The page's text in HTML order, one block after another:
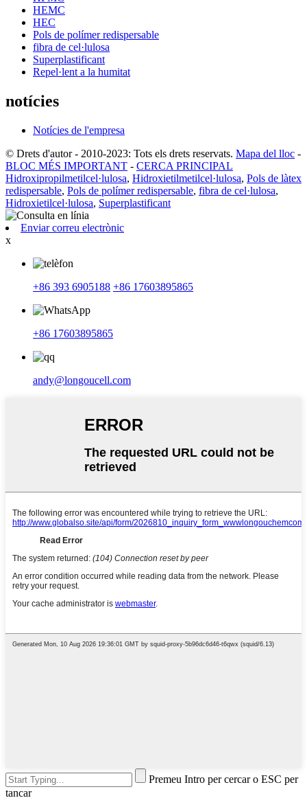
HEMC
HEC
Pols de polímer redispersable
fibra de cel·lulosa
Superplastificant
Repel·lent a la humitat
notícies
Notícies de l'empresa
© Drets d'autor - 2010-2023: Tots els drets reservats. Mapa del lloc -
BLOC MÉS IMPORTANT - CERCA PRINCIPAL
Hidroxipropilmetilcel·lulosa, Hidroxietilmetilcel·lulosa, Pols de làtex
redispersable, Pols de polímer redispersable, fibra de cel·lulosa,
Hidroxietilcel·lulosa, Superplastificant
Enviar correu electrònic
x
+86 393 6905188 +86 17603895865
+86 17603895865
andy@longoucell.com
Premeu Intro per cercar o ESC per
tancar